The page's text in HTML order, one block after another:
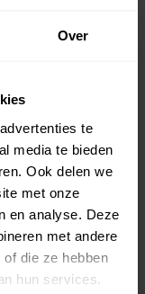
Over
te
media te bieden
Ook delen we
met onze
en analyse. Deze
met andere
die ze hebben
hun services.
nieuwe